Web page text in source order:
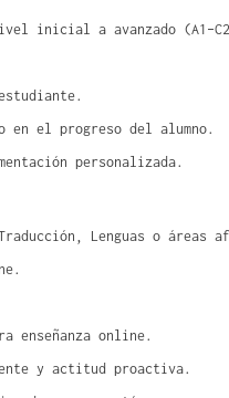
inicial a avanzado
en el progreso del alumno.
personalizada.
Lenguas o áreas
enseñanza online.
y actitud proactiva.